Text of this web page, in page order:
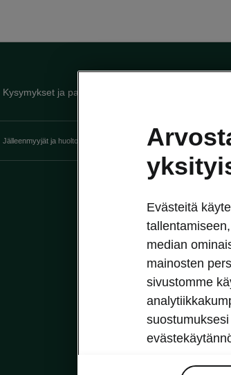
Kysymykset ja palaute
Jälleenmyyjät ja huolto Heti vapaat Škoda-mallit Käyttöohjeet
Osta Škoda verkossa
Škoda Yksityisleasing
Škodan Vakuutus
Škoda 4×4 -mallit
Škoda-katumaasturimallit
Evästeitä
median
mainosten
sivustomme